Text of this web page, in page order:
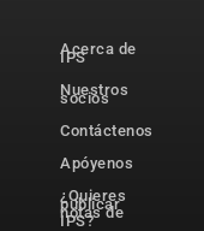
Acerca de
IPS
Nuestros
socios
Contáctenos
Apóyenos
¿Quieres
publicar
notas de
IPS?